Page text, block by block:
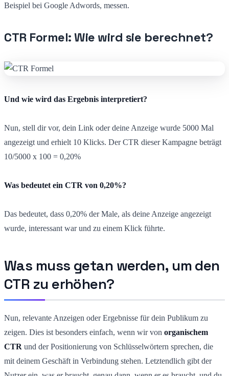
Beispiel bei Google Adwords, messen.
CTR Formel: Wie wird sie berechnet?
Und wie wird das Ergebnis interpretiert?
Nun, stell dir vor, dein Link oder deine Anzeige wurde 5000 Mal
angezeigt und erhielt 10 Klicks. Der CTR dieser Kampagne beträgt
10/5000 x 100 = 0,20%
Was bedeutet ein CTR von 0,20%?
Das bedeutet, dass 0,20% der Male, als deine Anzeige angezeigt
wurde, interessant war und zu einem Klick führte.
Was muss getan werden, um den
CTR zu erhöhen?
Nun, relevante Anzeigen oder Ergebnisse für dein Publikum zu
zeigen. Dies ist besonders einfach, wenn wir von organischem
CTR und der Positionierung von Schlüsselwörtern sprechen, die
mit deinem Geschäft in Verbindung stehen. Letztendlich gibt der